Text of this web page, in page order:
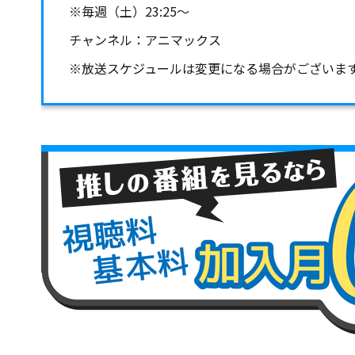
※毎週（土）23:25～
チャンネル：アニマックス
※放送スケジュールは変更になる場合がございま